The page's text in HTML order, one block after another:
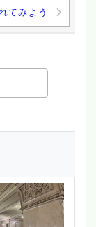
てみよう